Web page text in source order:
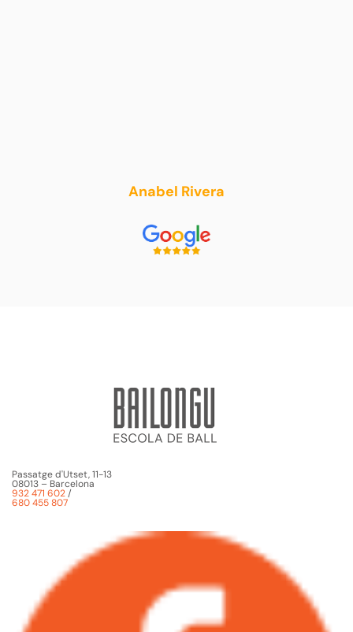
Anabel Rivera
Passatge d'Utset, 11-13
08013 – Barcelona
932 471 602/
680 455 807